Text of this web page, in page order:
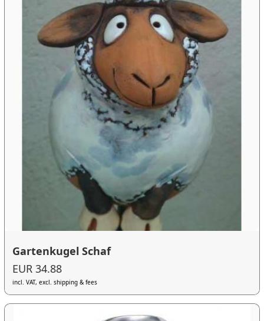
Gartenkugel Schaf
EUR 34.88
incl. VAT, excl. shipping & fees